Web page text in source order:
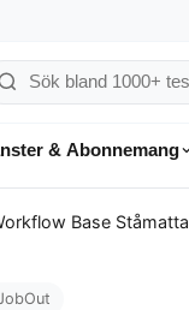
& Abonnemang
Base Ståmatta